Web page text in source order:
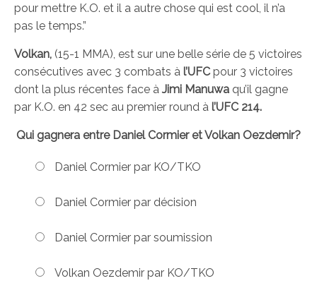
pour mettre K.O. et il a autre chose qui est cool, il n’a
pas le temps.”
Volkan, (15-1 MMA), est sur une belle série de 5 victoires
consécutives avec 3 combats à l’UFC pour 3 victoires
dont la plus récentes face à Jimi Manuwa qu’il gagne
par K.O. en 42 sec au premier round à l’UFC 214.
Qui gagnera entre Daniel Cormier et Volkan Oezdemir?
Daniel Cormier par KO/TKO
Daniel Cormier par décision
Daniel Cormier par soumission
Volkan Oezdemir par KO/TKO